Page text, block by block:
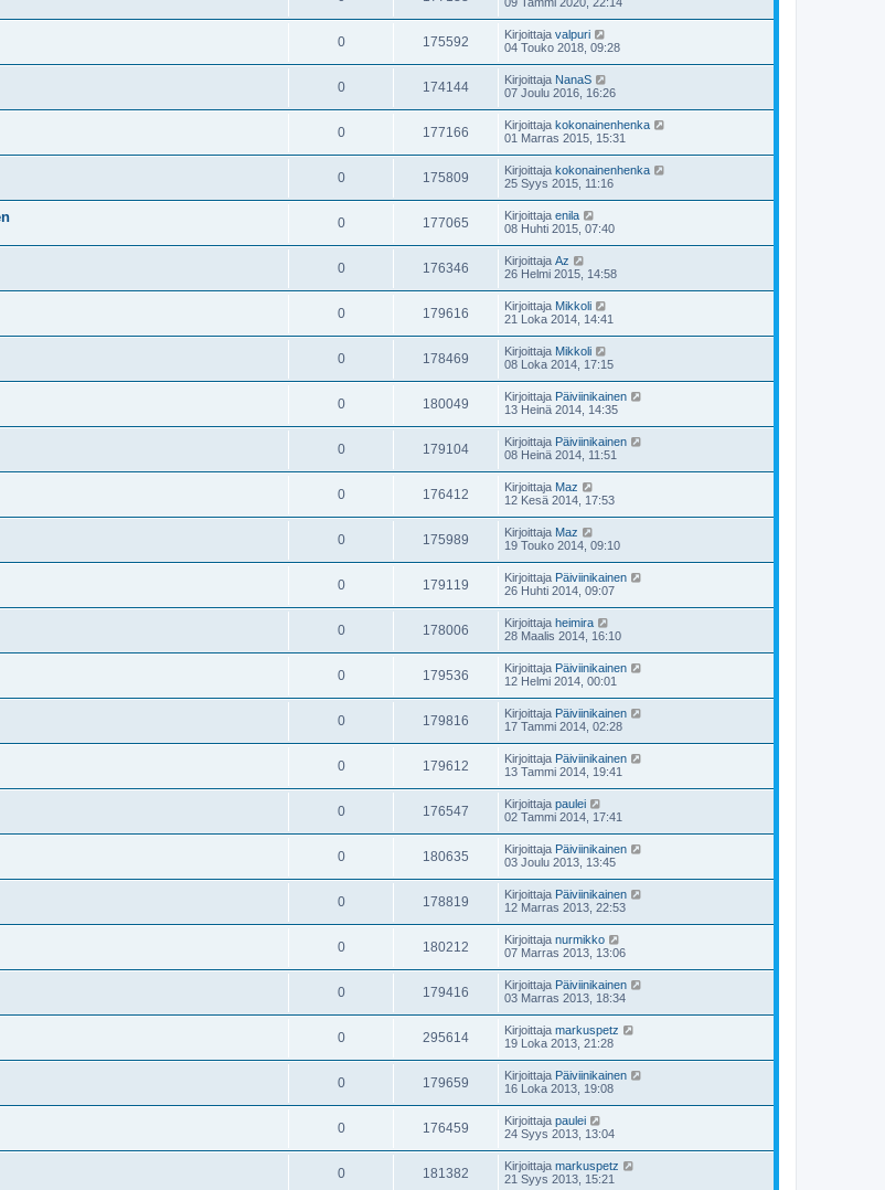
0 175592 Kirjoittaja valpuri
04 Touko 2018, 09:28
0 174144 Kirjoittaja NanaS
07 Joulu 2016, 16:26
0 177166 Kirjoittaja kokonainenhenka
01 Marras 2015, 15:31
0 175809 Kirjoittaja kokonainenhenka
25 Syys 2015, 11:16
0 177065 Kirjoittaja enila
08 Huhti 2015, 07:40
0 176346 Kirjoittaja Az
26 Helmi 2015, 14:58
0 179616 Kirjoittaja Mikkoli
21 Loka 2014, 14:41
0 178469 Kirjoittaja Mikkoli
08 Loka 2014, 17:15
0 180049 Kirjoittaja Päiviinikainen
13 Heinä 2014, 14:35
0 179104 Kirjoittaja Päiviinikainen
08 Heinä 2014, 11:51
0 176412 Kirjoittaja Maz
12 Kesä 2014, 17:53
0 175989 Kirjoittaja Maz
19 Touko 2014, 09:10
0 179119 Kirjoittaja Päiviinikainen
26 Huhti 2014, 09:07
0 178006 Kirjoittaja heimira
28 Maalis 2014, 16:10
0 179536 Kirjoittaja Päiviinikainen
12 Helmi 2014, 00:01
0 179816 Kirjoittaja Päiviinikainen
17 Tammi 2014, 02:28
0 179612 Kirjoittaja Päiviinikainen
13 Tammi 2014, 19:41
0 176547 Kirjoittaja paulei
02 Tammi 2014, 17:41
0 180635 Kirjoittaja Päiviinikainen
03 Joulu 2013, 13:45
0 178819 Kirjoittaja Päiviinikainen
12 Marras 2013, 22:53
0 180212 Kirjoittaja nurmikko
07 Marras 2013, 13:06
0 179416 Kirjoittaja Päiviinikainen
03 Marras 2013, 18:34
0 295614 Kirjoittaja markuspetz
19 Loka 2013, 21:28
0 179659 Kirjoittaja Päiviinikainen
16 Loka 2013, 19:08
0 176459 Kirjoittaja paulei
24 Syys 2013, 13:04
0 181382 Kirjoittaja markuspetz
21 Syys 2013, 15:21